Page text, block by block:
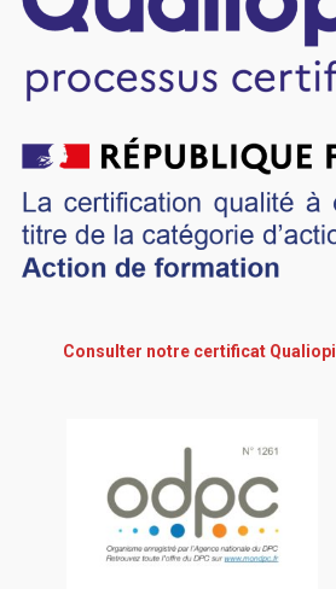
Consulter notre certificat Qualiopi